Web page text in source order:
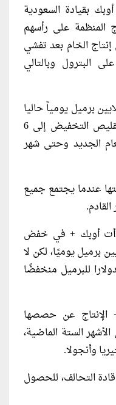
بقيادة السعودية
المنظمة على رأسهم
الخام بعد تفشي
البترول وبالتالي
خطة أوبك+ خفضا بـ8 ملايين برميل يومياً حاليا
وحتى نهاية العام، بينما سيتم تقليص التخفيض إلى 6
الجديد وحتى شهر
عندما يجتمع جميع
أوبك + في خفض
البداية بحوالي 10 ملايين برميل يوميًا، لكن لا
يزال خام برنت يتداول حول 42 دولارا للبرميل منخفضًا
الإنتاج عن حصصها
الستة الماضية،
وأنجولا.
التحالف، للحصول